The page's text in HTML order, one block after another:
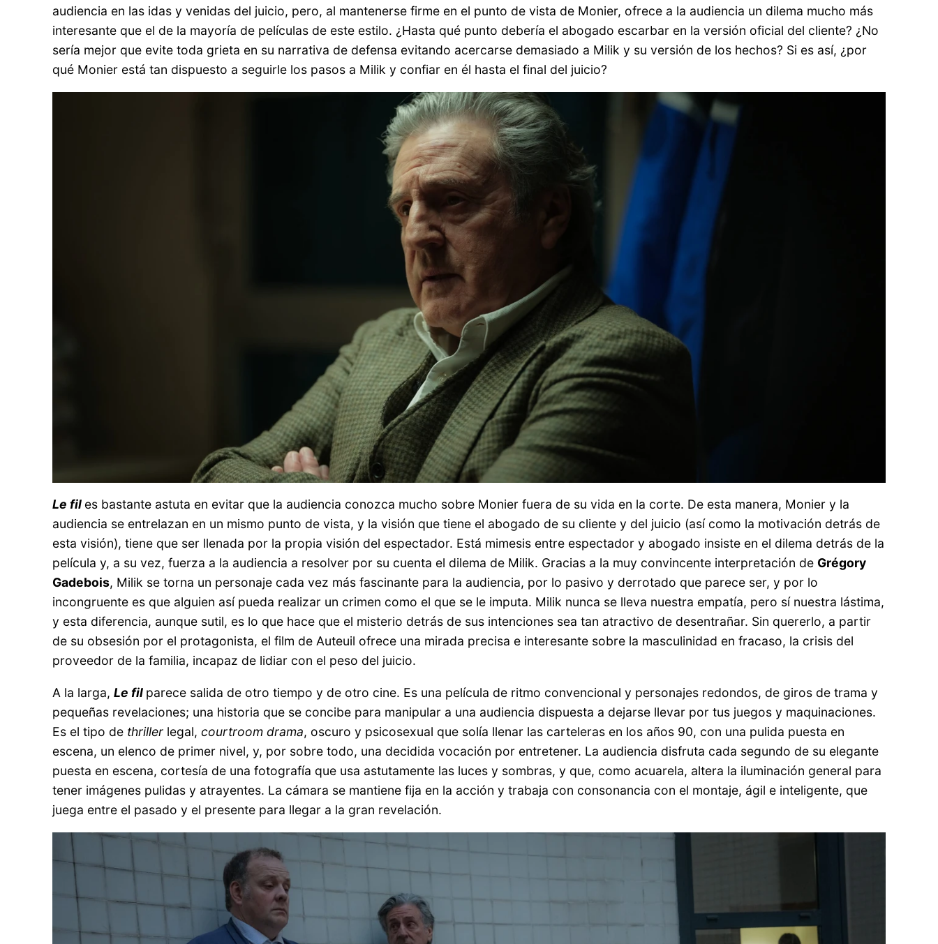
audiencia en las idas y venidas del juicio, pero, al mantenerse firme en el punto de vista de Monier, ofrece a la audiencia un dilema mucho más
interesante que el de la mayoría de películas de este estilo. ¿Hasta qué punto debería el abogado escarbar en la versión oficial del cliente? ¿No
sería mejor que evite toda grieta en su narrativa de defensa evitando acercarse demasiado a Milik y su versión de los hechos? Si es así, ¿por
qué Monier está tan dispuesto a seguirle los pasos a Milik y confiar en él hasta el final del juicio?
Le fil es bastante astuta en evitar que la audiencia conozca mucho sobre Monier fuera de su vida en la corte. De esta manera, Monier y la
audiencia se entrelazan en un mismo punto de vista, y la visión que tiene el abogado de su cliente y del juicio (así como la motivación detrás de
esta visión), tiene que ser llenada por la propia visión del espectador. Está mimesis entre espectador y abogado insiste en el dilema detrás de la
película y, a su vez, fuerza a la audiencia a resolver por su cuenta el dilema de Milik. Gracias a la muy convincente interpretación de Grégory
Gadebois, Milik se torna un personaje cada vez más fascinante para la audiencia, por lo pasivo y derrotado que parece ser, y por lo
incongruente es que alguien así pueda realizar un crimen como el que se le imputa. Milik nunca se lleva nuestra empatía, pero sí nuestra lástima,
y esta diferencia, aunque sutil, es lo que hace que el misterio detrás de sus intenciones sea tan atractivo de desentrañar. Sin quererlo, a partir
de su obsesión por el protagonista, el film de Auteuil ofrece una mirada precisa e interesante sobre la masculinidad en fracaso, la crisis del
proveedor de la familia, incapaz de lidiar con el peso del juicio.
A la larga,Le fil parece salida de otro tiempo y de otro cine. Es una película de ritmo convencional y personajes redondos, de giros de trama y
pequeñas revelaciones; una historia que se concibe para manipular a una audiencia dispuesta a dejarse llevar por tus juegos y maquinaciones.
Es el tipo de thriller legal,courtroom drama, oscuro y psicosexual que solía llenar las carteleras en los años 90, con una pulida puesta en
escena, un elenco de primer nivel, y, por sobre todo, una decidida vocación por entretener. La audiencia disfruta cada segundo de su elegante
puesta en escena, cortesía de una fotografía que usa astutamente las luces y sombras, y que, como acuarela, altera la iluminación general para
tener imágenes pulidas y atrayentes. La cámara se mantiene fija en la acción y trabaja con consonancia con el montaje, ágil e inteligente, que
juega entre el pasado y el presente para llegar a la gran revelación.